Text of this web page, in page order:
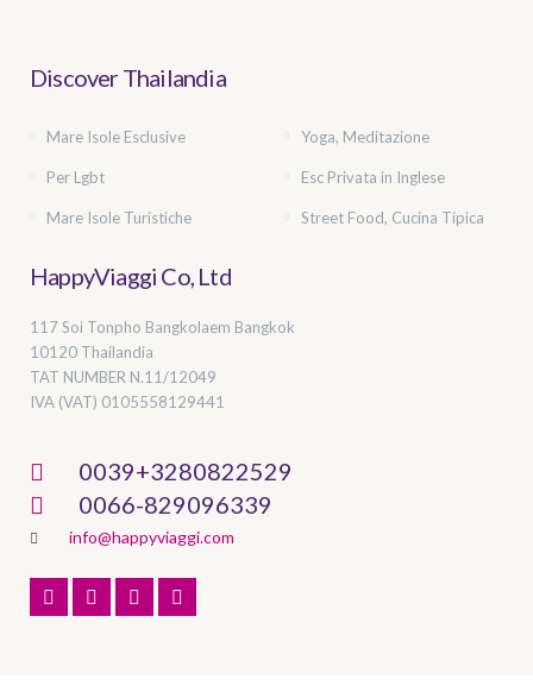
Discover Thailandia
Mare Isole Esclusive Yoga, Meditazione
Per Lgbt Esc Privata in Inglese
Mare Isole Turistiche Street Food, Cucina Tipica
HappyViaggi Co, Ltd
117 Soi Tonpho Bangkolaem Bangkok
10120 Thailandia
TAT NUMBER N.11/12049
IVA (VAT) 0105558129441
0039+3280822529
0066-829096339
info@happyviaggi.com